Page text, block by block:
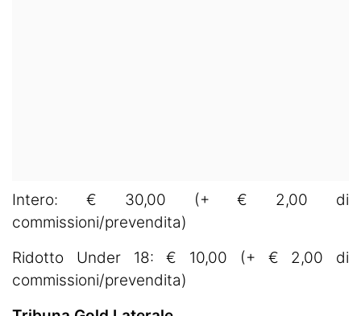
Intero: € 30,00 (+ € 2,00 di
commissioni/prevendita)
Ridotto Under 18: € 10,00 (+ € 2,00 di
commissioni/prevendita)